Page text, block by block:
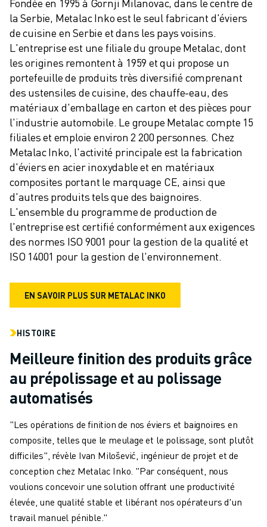
la Serbie, Metalac Inko est le seul fabricant d'éviers
de cuisine en Serbie et dans les pays voisins.
L'entreprise est une filiale du groupe Metalac, dont
les origines remontent à 1959 et qui propose un
portefeuille de produits très diversifié comprenant
des ustensiles de cuisine, des chauffe-eau, des
matériaux d'emballage en carton et des pièces pour
l'industrie automobile. Le groupe Metalac compte 15
filiales et emploie environ 2 200 personnes. Chez
Metalac Inko, l'activité principale est la fabrication
d'éviers en acier inoxydable et en matériaux
composites portant le marquage CE, ainsi que
d'autres produits tels que des baignoires.
L'ensemble du programme de production de
l'entreprise est certifié conformément aux exigences
des normes ISO 9001 pour la gestion de la qualité et
ISO 14001 pour la gestion de l'environnement.
EN SAVOIR PLUS SUR METALAC INKO
HISTOIRE
Meilleure finition des produits grâce
au prépolissage et au polissage
automatisés
"Les opérations de finition de nos éviers et baignoires en
composite, telles que le meulage et le polissage, sont plutôt
difficiles", révèle Ivan Milošević, ingénieur de projet et de
conception chez Metalac Inko. "Par conséquent, nous
voulions concevoir une solution offrant une productivité
élevée, une qualité stable et libérant nos opérateurs d'un
travail manuel pénible."